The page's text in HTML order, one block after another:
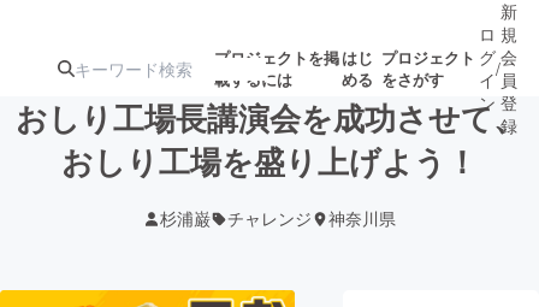
プロジェクトを掲
載するには
はじ
める
プロジェクト
をさがす
注目のリ
ターン
注目の新着プロ
ジェクト
募集終了が近いプ
ロジェクト
ロ
グ
イ
ン
/
新
規
会
員
登
録
おしり工場長講演会を成功させて、
おしり工場を盛り上げよう！
杉浦巌 チャレンジ 神奈川県